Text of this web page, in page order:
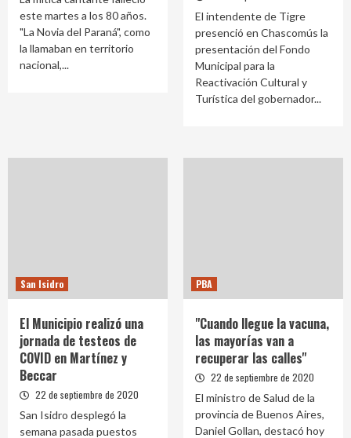
este martes a los 80 años.
"La Novia del Paraná", como
la llamaban en territorio
nacional,...
El intendente de Tigre
presenció en Chascomús la
presentación del Fondo
Municipal para la
Reactivación Cultural y
Turística del gobernador...
San Isidro
El Municipio realizó una
jornada de testeos de
COVID en Martínez y
Beccar
22 de septiembre de 2020
San Isidro desplegó la
semana pasada puestos
PBA
"Cuando llegue la vacuna,
las mayorías van a
recuperar las calles"
22 de septiembre de 2020
El ministro de Salud de la
provincia de Buenos Aires,
Daniel Gollan, destacó hoy